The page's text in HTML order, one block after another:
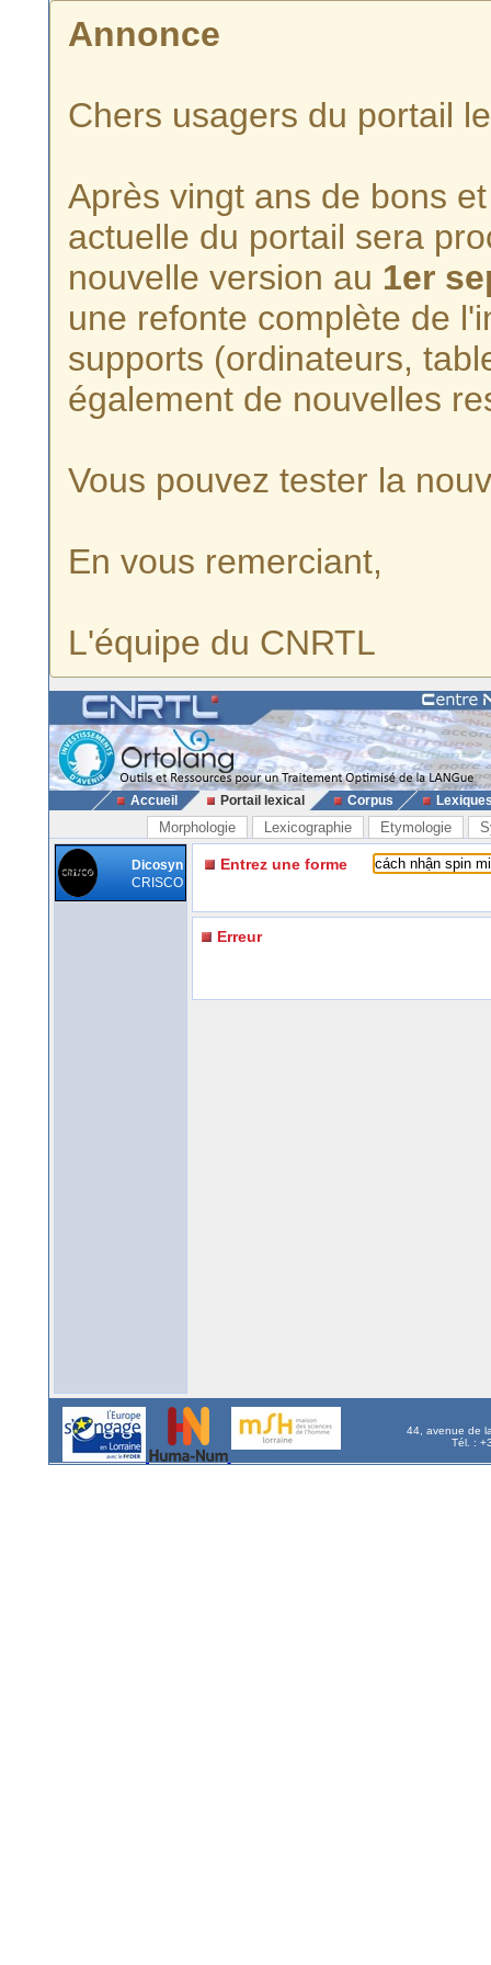
Annonce
Chers usagers du portail
Après vingt ans de bons
actuelle du portail sera
nouvelle version au 1er
une refonte complète de
supports (ordinateurs,
également de nouvelles
Vous pouvez tester la
En vous remerciant,
L'équipe du CNRTL
Accueil Portail lexical Corpus
Morphologie Lexicographie Etymologie
Dicosyn
CRISCO
Entrez une forme
Erreur
44, avenue de
Tél. :